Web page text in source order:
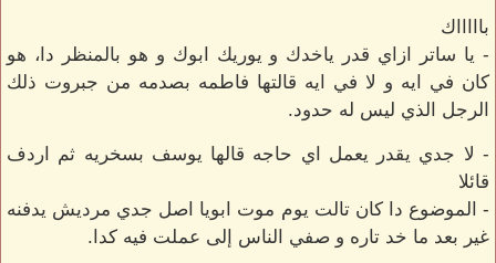
باااااك
- يا ساتر ازاي قدر ياخدك و يوريك ابوك و هو بالمنظر دا، هو
كان في ايه و لا في ايه قالتها فاطمه بصدمه من جبروت ذلك
الرجل الذي ليس له حدود.
- لا جدي يقدر يعمل اي حاجه قالها يوسف بسخريه ثم اردف
قائلا
- الموضوع دا كان تالت يوم موت ابويا اصل جدي مرديش يدفنه
غير بعد ما خد تاره و صفي الناس إلى عملت فيه كدا.